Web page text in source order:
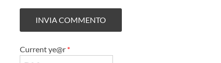
Current ye@r *